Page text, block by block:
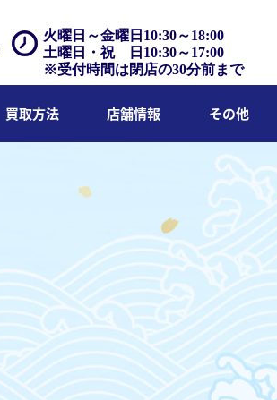
火曜日～金曜日10:30～18:00
土曜日・祝 日10:30～17:00
※受付時間は閉店の30分前まで
買取方法 店舗情報 その他